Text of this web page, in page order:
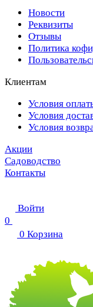
Новости
Реквизиты
Отзывы
Политика
Клиентам
Условия
Условия
Условия
Акции
Садоводство
Контакты
Войти
0
0 Корзина